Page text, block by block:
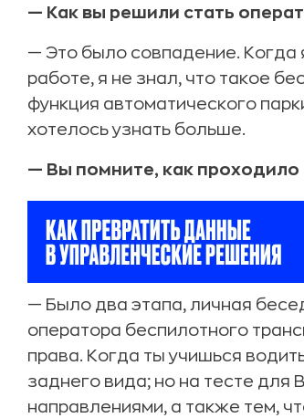
— Как вы решили стать
— Это было совпадение. Когда
работе, я не знал, что такое
функция автоматического
хотелось узнать больше.
— Вы помните, как
— Было два этапа, личная
оператора беспилотного
права. Когда ты учишься
заднего вида; но на тесте для
направлениями, а также тем,